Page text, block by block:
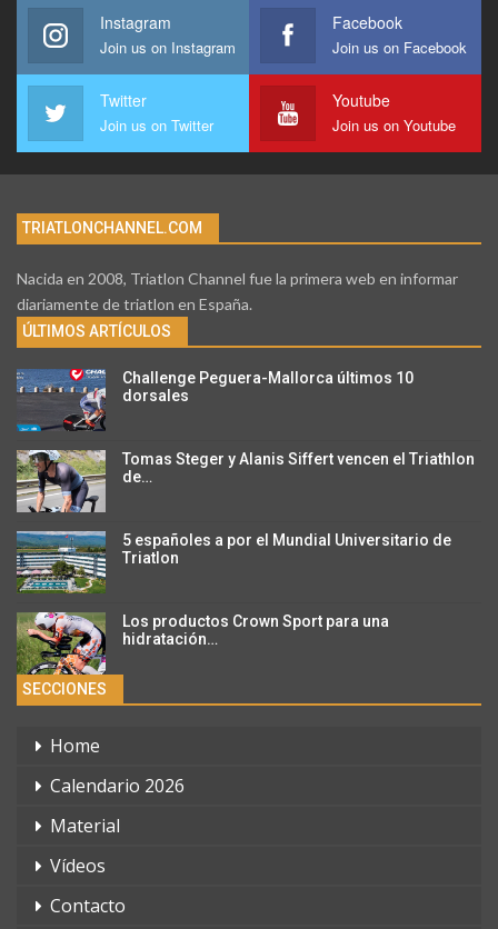
Instagram
Join us on Instagram
Facebook
Join us on Facebook
Twitter
Join us on Twitter
Youtube
Join us on Youtube
TRIATLONCHANNEL.COM
Nacida en 2008, Triatlon Channel fue la primera web en informar
diariamente de triatlon en España.
ÚLTIMOS ARTÍCULOS
Challenge Peguera-Mallorca últimos 10
dorsales
Tomas Steger y Alanis Siffert vencen el Triathlon
de…
5 españoles a por el Mundial Universitario de
Triatlon
Los productos Crown Sport para una
hidratación…
SECCIONES
Home
Calendario 2026
Material
Vídeos
Contacto